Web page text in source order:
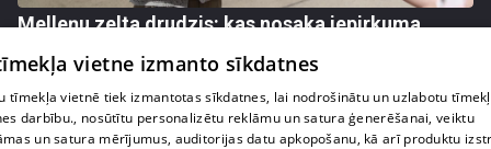
Melleņu zelta drudzis: kas nosaka iepirkuma
409. epizodevietne izmanto sīkdatnes
tīmekļa vietnē tiek izmantotas sīkdatnes, lai nodrošinātu un uzlabotu
darbību., nosūtītu personalizētu reklāmu un satura ģenerēšanai, veiktu
un satura mērījumus, auditorijas datu apkopošanu, kā arī produktu